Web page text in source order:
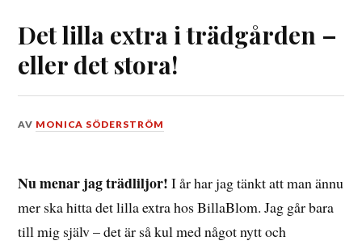
Det lilla extra i trädgården –
eller det stora!
DEN
2016
AV MONICA SÖDERSTRÖM
Nu menar jag trädliljor! I år har jag tänkt att man ännu
mer ska hitta det lilla extra hos BillaBlom. Jag går bara
till mig själv – det är så kul med något nytt och